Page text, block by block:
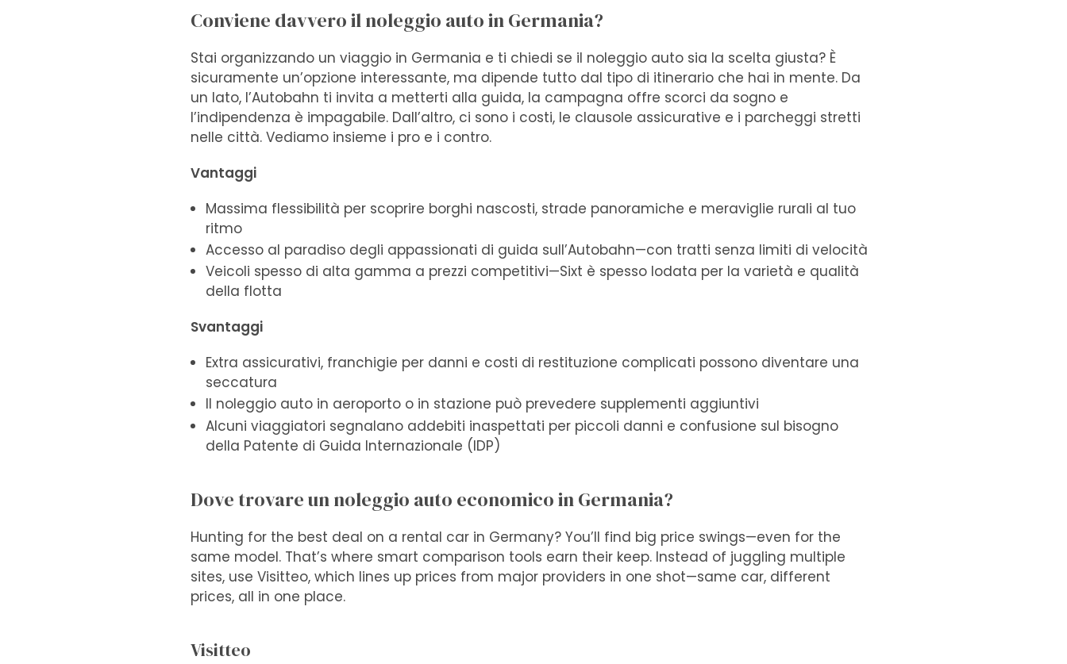
Conviene davvero il noleggio auto in Germania?
Stai organizzando un viaggio in Germania e ti chiedi se il noleggio auto sia la scelta giusta? È
sicuramente un’opzione interessante, ma dipende tutto dal tipo di itinerario che hai in mente. Da
un lato, l’Autobahn ti invita a metterti alla guida, la campagna offre scorci da sogno e
l’indipendenza è impagabile. Dall’altro, ci sono i costi, le clausole assicurative e i parcheggi stretti
nelle città. Vediamo insieme i pro e i contro.
Vantaggi
Massima flessibilità per scoprire borghi nascosti, strade panoramiche e meraviglie rurali al tuo
ritmo
Accesso al paradiso degli appassionati di guida sull’Autobahn—con tratti senza limiti di velocità
Veicoli spesso di alta gamma a prezzi competitivi—Sixt è spesso lodata per la varietà e qualità
della flotta
Svantaggi
Extra assicurativi, franchigie per danni e costi di restituzione complicati possono diventare una
seccatura
Il noleggio auto in aeroporto o in stazione può prevedere supplementi aggiuntivi
Alcuni viaggiatori segnalano addebiti inaspettati per piccoli danni e confusione sul bisogno
della Patente di Guida Internazionale (IDP)
Dove trovare un noleggio auto economico in Germania?
Hunting for the best deal on a rental car in Germany? You’ll find big price swings—even for the
same model. That’s where smart comparison tools earn their keep. Instead of juggling multiple
sites, use Visitteo, which lines up prices from major providers in one shot—same car, different
prices, all in one place.
Visitteo